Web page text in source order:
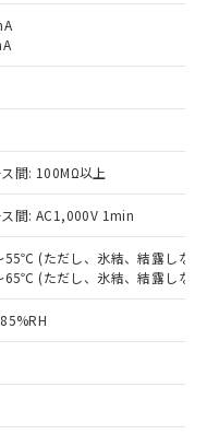
間: 100MΩ以上
間: AC1,000V 1min
55℃ (ただし、氷結、結露しな
65℃ (ただし、氷結、結露しな
び標準価格
だくもので
品の中には、
照会結果は、
での社内デー
ものであり、閲
の在庫および標
があることをご
標準価格はお客
客様担当のオ
・当社販売員に
は確認中の
無形物で、有
す。
有部品として
た場合などや
ます。
以下、 カド
リ臭化ビフェニル
フェニルエーテル類
ス(2-エチルヘキシ
下、フタル酸ブチ
タル酸ジブチル
イソブチル
制御機器に対する
は閾値を超える意
す。
が中国RoHSの
す。
が中国RoHSの
します。
売部門へお問
：
、 Cd(カドミウ
ポリ臭化ビフェ
化ジフェニルエーテ
DIBP(フタル酸ジ
)) : 1000ppm
のうち、外国
に定める商品
いう）を輸出
場合は、日本
は役務取引許
要な手続きを
する場合は、完
に輸出されな
じます。
器、ミサイ
器またはその他
装置等に一切
あり
いが在庫あり
庫状況につ
取引先、ま